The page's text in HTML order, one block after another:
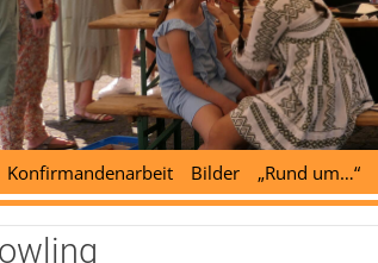
Konfirmandenarbeit Bilder „Rund um…“